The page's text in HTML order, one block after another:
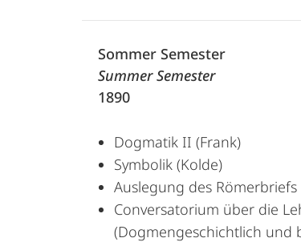
Sommer Semester
Summer Semester
1890
Dogmatik II (Frank)
Symbolik (Kolde)
Auslegung des Römerbriefs
Conversatorium über die
(Dogmengeschichtlich und